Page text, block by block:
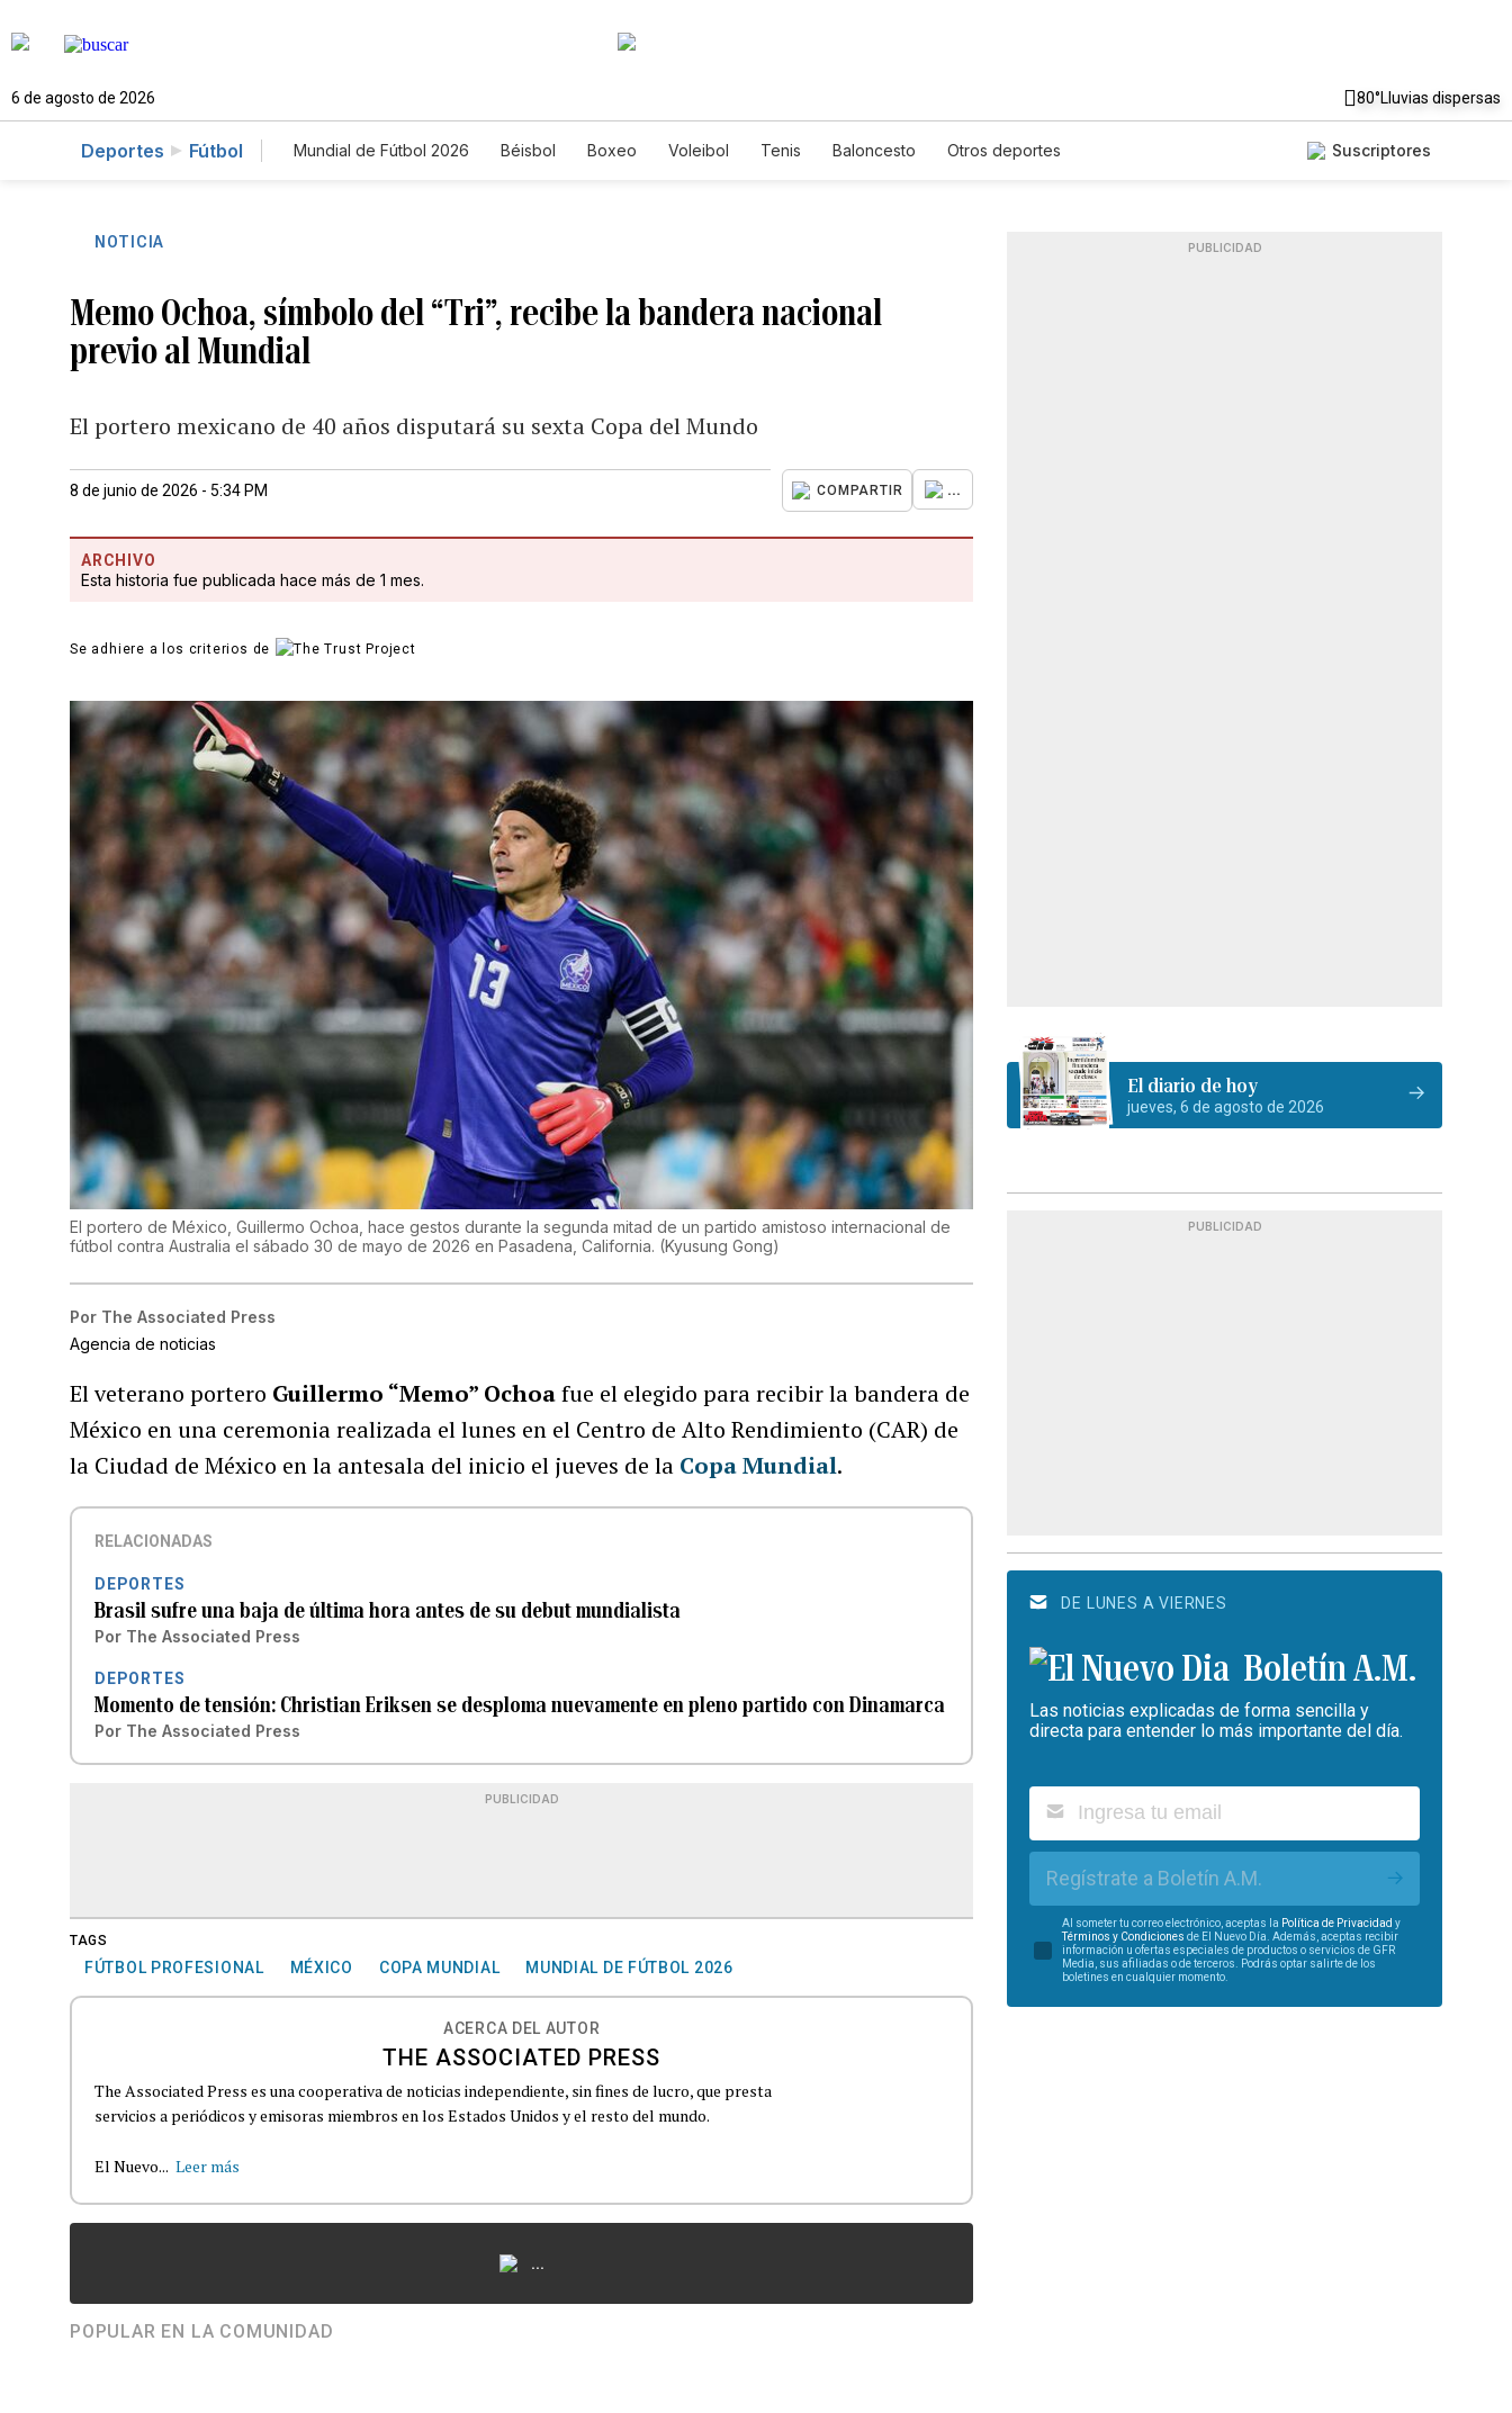
6 de agosto de 2026 80°Lluvias dispersas
Deportes Fútbol Mundial de Fútbol 2026 Béisbol Boxeo Voleibol Tenis Baloncesto Otros deportes Suscriptores
NOTICIA
Memo Ochoa, símbolo del “Tri”, recibe la bandera nacional
previo al Mundial
El portero mexicano de 40 años disputará su sexta Copa del Mundo
8 de junio de 2026 - 5:34 PM COMPARTIR ...
ARCHIVO
Esta historia fue publicada hace más de 1 mes.
Se adhiere a los criterios de
El portero de México, Guillermo Ochoa, hace gestos durante la segunda mitad de un partido amistoso internacional de
fútbol contra Australia el sábado 30 de mayo de 2026 en Pasadena, California. (Kyusung Gong)
Por The Associated Press
Agencia de noticias
El veterano portero Guillermo “Memo” Ochoafue el elegido para recibir la bandera de
México en una ceremonia realizada el lunes en el Centro de Alto Rendimiento (CAR) de
la Ciudad de México en la antesala del inicio el jueves de la Copa Mundial.
RELACIONADAS
DEPORTES
Brasil sufre una baja de última hora antes de su debut mundialista
Por The Associated Press
DEPORTES
Momento de tensión: Christian Eriksen se desploma nuevamente en pleno partido con Dinamarca
Por The Associated Press
PUBLICIDAD
TAGS
FÚTBOL PROFESIONAL MÉXICO COPA MUNDIAL MUNDIAL DE FÚTBOL 2026
ACERCA DEL AUTOR
THE ASSOCIATED PRESS
The Associated Press es una cooperativa de noticias independiente, sin fines de lucro, que presta
servicios a periódicos y emisoras miembros en los Estados Unidos y el resto del mundo.
El Nuevo... Leer más
...
POPULAR EN LA COMUNIDAD
PUBLICIDAD
El diario de hoy
jueves, 6 de agosto de 2026
PUBLICIDAD
DE LUNES A VIERNES
Boletín A.M.
Las noticias explicadas de forma sencilla y
directa para entender lo más importante del día.
Regístrate a Boletín A.M.
Al someter tu correo electrónico, aceptas la Política de Privacidad y
Términos y Condiciones de El Nuevo Día. Además, aceptas recibir
información u ofertas especiales de productos o servicios de GFR
Media, sus afiliadas o de terceros. Podrás optar salirte de los
boletines en cualquier momento.